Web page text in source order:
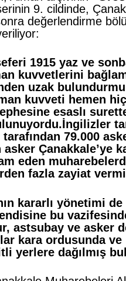
9. cildinde,
değerlendirme
1915 yaz ve
kuvvetlerini
uzak
kuvveti hemen
esaslı
tarafından 79.000
Çanakkale’ye
eden
fazla zayiat
kararlı yönetimi
bu
astsubay ve asker
kara ordusunda ve
yerlere dağılmış